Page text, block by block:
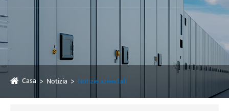
Casa Notizia Notizie aziendali